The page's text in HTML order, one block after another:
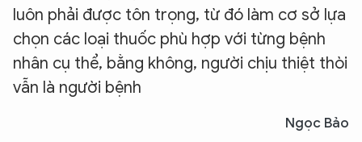
luôn phải được tôn trọng, từ đó làm cơ sở lựa
chọn các loại thuốc phù hợp với từng bệnh
nhân cụ thể, bằng không, người chịu thiệt thòi
vẫn là người bệnh
Ngọc Bảo